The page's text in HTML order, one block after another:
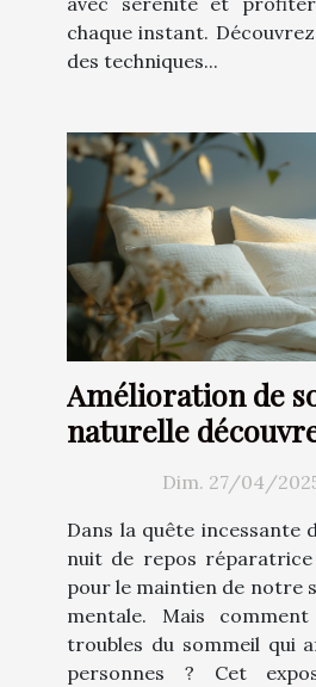
chaque instant.
des techniques...
Amélioration de
naturelle
techniques
d'optimisation du
Dim. 27/04/
Dans la quête incessante
nuit de repos
pour le maintien de notre
mentale. Mais
troubles du sommeil qui
personnes ? Cet